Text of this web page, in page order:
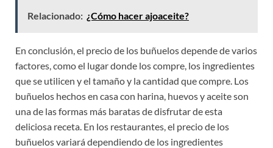
Relacionado: ¿Cómo hacer ajoaceite?
En conclusión, el precio de los buñuelos depende de varios
factores, como el lugar donde los compre, los ingredientes
que se utilicen y el tamaño y la cantidad que compre. Los
buñuelos hechos en casa con harina, huevos y aceite son
una de las formas más baratas de disfrutar de esta
deliciosa receta. En los restaurantes, el precio de los
buñuelos variará dependiendo de los ingredientes